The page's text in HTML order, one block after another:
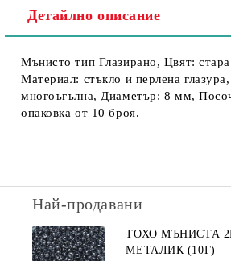
Детайлно описание
Мънисто тип Глазирано, Цвят:
Материал: стъкло и перлена
многоъгълна, Диаметър: 8 мм,
опаковка от 10 броя.
Най-продавани
ТОХО МЪНИСТА
МЕТАЛИК (10Г)